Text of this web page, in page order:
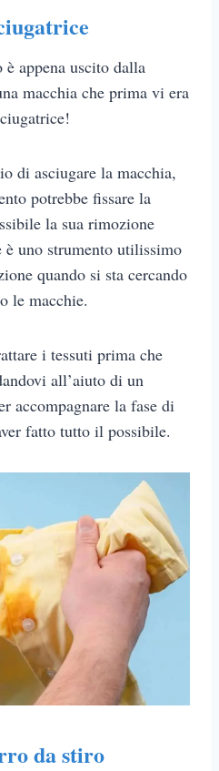
appena uscito dalla
macchia che prima vi era
di asciugare la macchia,
potrebbe fissare la
la sua rimozione
è uno strumento utilissimo
quando si sta cercando
le macchie.
i tessuti prima che
all’aiuto di un
accompagnare la fase di
fatto tutto il possibile.
da stiro